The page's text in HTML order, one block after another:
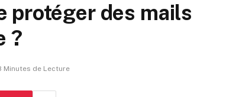
protéger des mails
?
Minutes de Lecture